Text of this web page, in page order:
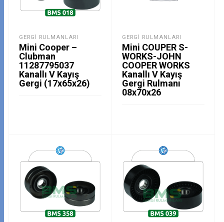
GERGI RULMANLARI
Mini Cooper –
Clubman
11287795037
Kanallı V Kayış
Gergi (17x65x26)
GERGI RULMANLARI
Mini COUPER S-
WORKS-JOHN
COOPER WORKS
Kanallı V Kayış
Gergi Rulmanı
08x70x26